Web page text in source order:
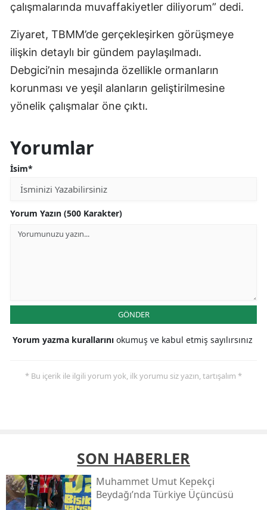
çalışmalarında muvaffakiyetler diliyorum” dedi.
Ziyaret, TBMM’de gerçekleşirken görüşmeye
ilişkin detaylı bir gündem paylaşılmadı.
Debgici’nin mesajında özellikle ormanların
korunması ve yeşil alanların geliştirilmesine
yönelik çalışmalar öne çıktı.
Yorumlar
İsim*
Yorum Yazın (500 Karakter)
GÖNDER
Yorum yazma kurallarını okumuş ve kabul etmiş sayılırsınız
* Bu içerik ile ilgili yorum yok, ilk yorumu siz yazın, tartışalım *
SON HABERLER
Muhammet Umut Kepekçi
Beydağı’nda Türkiye Üçüncüsü